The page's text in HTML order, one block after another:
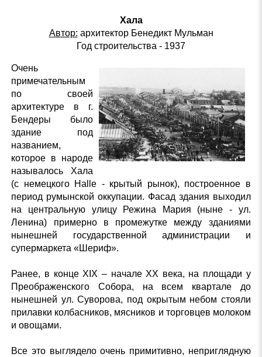
Хала
Автор: архитектор Бенедикт Мульман
Год строительства - 1937
Очень
примечательным
по своей
архитектуре в г.
Бендеры было
здание под
названием,
которое в народе
называлось Хала
(с немецкого Halle - крытый рынок), построенное в
период румынской оккупации. Фасад здания выходил
на центральную улицу Режина Мария (ныне - ул.
Ленина) примерно в промежутке между зданиями
нынешней государственной администрации и
супермаркета «Шериф».
Ранее, в конце XIX – начале XX века, на площади у
Преображенского Собора, на всем квартале до
нынешней ул. Суворова, под окрытым небом стояли
прилавки колбасников, мясников и торговцев молоком
и овощами.
Все это выглядело очень примитивно, неприглядную